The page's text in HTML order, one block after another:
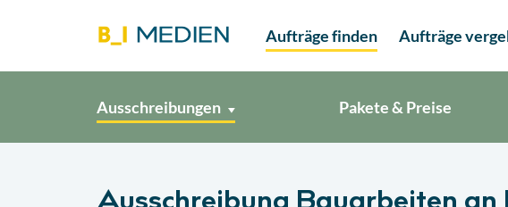
Aufträge finden Aufträge
Ausschreibungen Pakete & Preise